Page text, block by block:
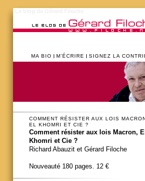
MA BIO M’ÉCRIRE SIGNEZ LA
COMMENT RÉSISTER AUX LOIS
EL KHOMRI ET CIE ?
Comment résister aux lois Macron, El
Khomri et Cie ?
Richard Abauzit et Gérard Filoche
Nouveauté 180 pages. 12 €